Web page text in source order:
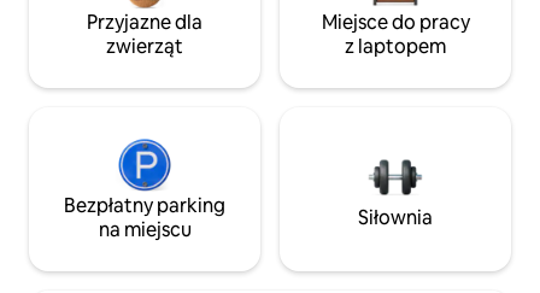
Przyjazne dla
zwierząt
Miejsce do pracy
z laptopem
Bezpłatny parking
na miejscu
Siłownia